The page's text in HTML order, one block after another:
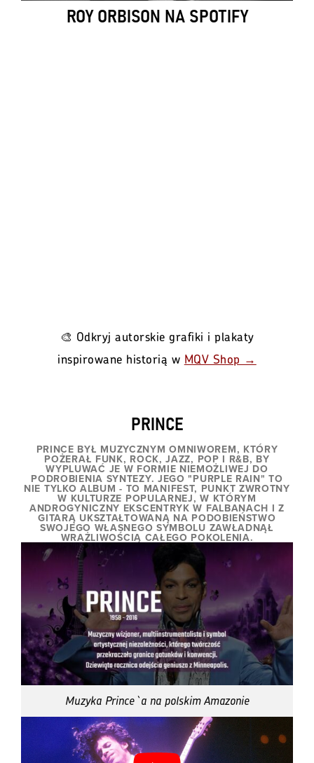
ROY ORBISON NA SPOTIFY
🎨 Odkryj autorskie grafiki i plakaty
inspirowane historią w MQV Shop →
PRINCE
PRINCE BYŁ MUZYCZNYM OMNIWOREM, KTÓRY
POŻERAŁ FUNK, ROCK, JAZZ, POP I R&B, BY
WYPLUWAĆ JE W FORMIE NIEMOŻLIWEJ DO
PODROBIENIA SYNTEZY. JEGO "PURPLE RAIN" TO
NIE TYLKO ALBUM - TO MANIFEST, PUNKT ZWROTNY
W KULTURZE POPULARNEJ, W KTÓRYM
ANDROGYNICZNY EKSCENTRYK W FALBANACH I Z
GITARĄ UKSZTAŁTOWANĄ NA PODOBIEŃSTWO
SWOJEGO WŁASNEGO SYMBOLU ZAWŁADNĄŁ
WRAŻLIWOŚCIĄ CAŁEGO POKOLENIA.
Muzyka Prince`a na polskim Amazonie